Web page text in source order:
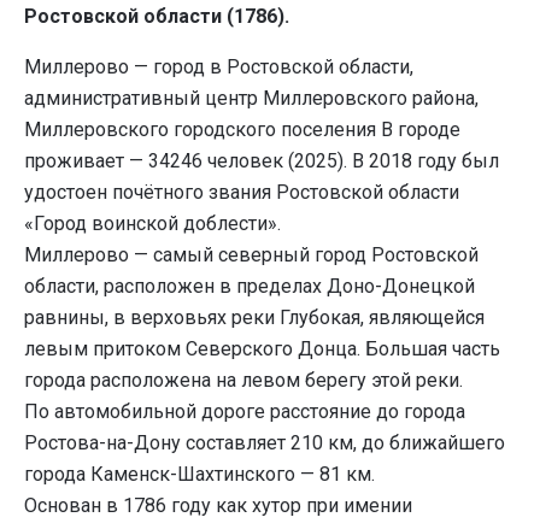
Ростовской области (1786).
Миллерово — город в Ростовской области,
административный центр Миллеровского района,
Миллеровского городского поселения В городе
проживает — 34246 человек (2025). В 2018 году был
удостоен почётного звания Ростовской области
«Город воинской доблести».
Миллерово — самый северный город Ростовской
области, расположен в пределах Доно-Донецкой
равнины, в верховьях реки Глубокая, являющейся
левым притоком Северского Донца. Большая часть
города расположена на левом берегу этой реки.
По автомобильной дороге расстояние до города
Ростова-на-Дону составляет 210 км, до ближайшего
города Каменск-Шахтинского — 81 км.
Основан в 1786 году как хутор при имении